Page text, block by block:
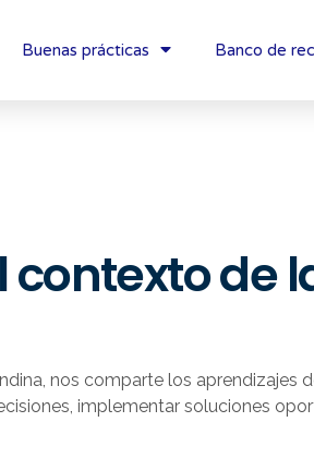
Buenas prácticas Banco de
de
nos comparte los aprendizajes
implementar soluciones